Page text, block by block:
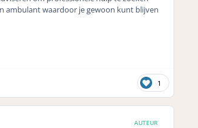
ambulant waardoor je gewoon kunt blijven
1
AUTEUR